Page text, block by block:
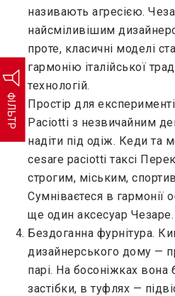
ФІЛЬТР
називають агресією.
найсміливішим
проте, класичні моделі
гармонію італійської
технологій.
Простір для
Paciotti з незвичайним
надіти під одіж. Кеди та
cesare paciotti таксі
строгим, міським,
Сумніваєтеся в гармонії
ще один аксесуар Чезаре.
Бездоганна фурнітура.
дизайнерського дому —
парі. На босоніжках
застібки, в туфлях —